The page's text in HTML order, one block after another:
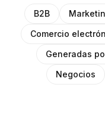
B2B
Comercio
Generadas
Negocios